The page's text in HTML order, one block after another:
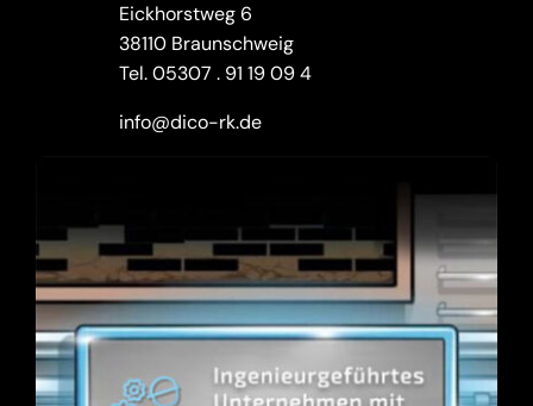
Eickhorstweg 6
38110 Braunschweig
Tel.05307 . 91 19 09 4
info@dico-rk.de